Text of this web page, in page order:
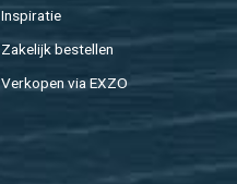
In­spi­ra­tie
Za­ke­lijk be­stel­len
Ver­ko­pen via EXZO